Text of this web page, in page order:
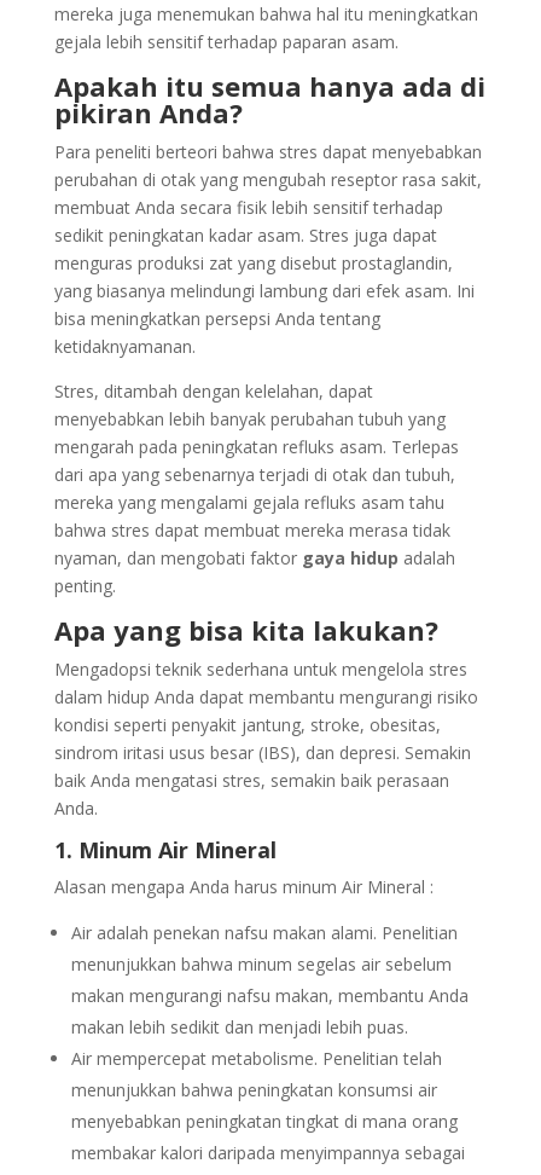
mereka juga menemukan bahwa hal itu meningkatkan
gejala lebih sensitif terhadap paparan asam.
Apakah itu semua hanya ada di
pikiran Anda?
Para peneliti berteori bahwa stres dapat menyebabkan
perubahan di otak yang mengubah reseptor rasa sakit,
membuat Anda secara fisik lebih sensitif terhadap
sedikit peningkatan kadar asam. Stres juga dapat
menguras produksi zat yang disebut prostaglandin,
yang biasanya melindungi lambung dari efek asam. Ini
bisa meningkatkan persepsi Anda tentang
ketidaknyamanan.
Stres, ditambah dengan kelelahan, dapat
menyebabkan lebih banyak perubahan tubuh yang
mengarah pada peningkatan refluks asam. Terlepas
dari apa yang sebenarnya terjadi di otak dan tubuh,
mereka yang mengalami gejala refluks asam tahu
bahwa stres dapat membuat mereka merasa tidak
nyaman, dan mengobati faktor gaya hidup adalah
penting.
Apa yang bisa kita lakukan?
Mengadopsi teknik sederhana untuk mengelola stres
dalam hidup Anda dapat membantu mengurangi risiko
kondisi seperti penyakit jantung, stroke, obesitas,
sindrom iritasi usus besar (IBS), dan depresi. Semakin
baik Anda mengatasi stres, semakin baik perasaan
Anda.
1. Minum Air Mineral
Alasan mengapa Anda harus minum Air Mineral :
Air adalah penekan nafsu makan alami. Penelitian
menunjukkan bahwa minum segelas air sebelum
makan mengurangi nafsu makan, membantu Anda
makan lebih sedikit dan menjadi lebih puas.
Air mempercepat metabolisme. Penelitian telah
menunjukkan bahwa peningkatan konsumsi air
menyebabkan peningkatan tingkat di mana orang
membakar kalori daripada menyimpannya sebagai